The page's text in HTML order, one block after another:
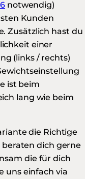
notwendig)
Kunden
Zusätzlich hast du
einer
(links / rechts)
ist beim
lang wie beim
die Richtige
dich gerne
die für dich
uns einfach via